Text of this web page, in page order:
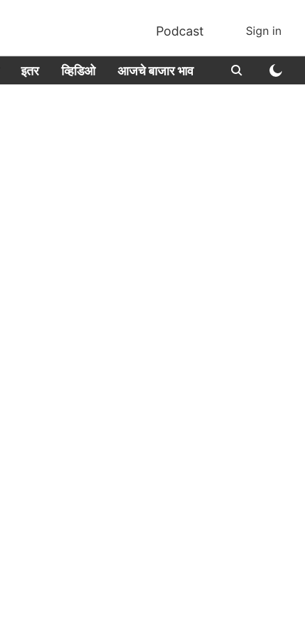
Podcast Sign in
इतर व्हिडिओ आजचे बाजार भाव